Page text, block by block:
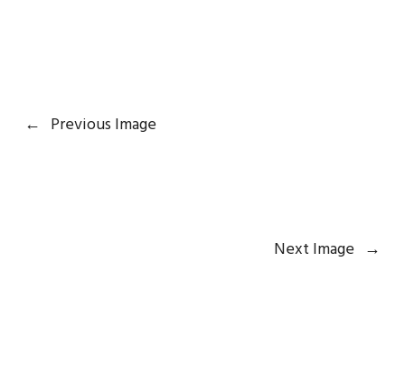
← Previous Image
Next Image →